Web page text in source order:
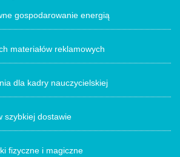
gospodarowanie energią
materiałów reklamowych
dla kadry nauczycielskiej
szybkiej dostawie
fizyczne i magiczne